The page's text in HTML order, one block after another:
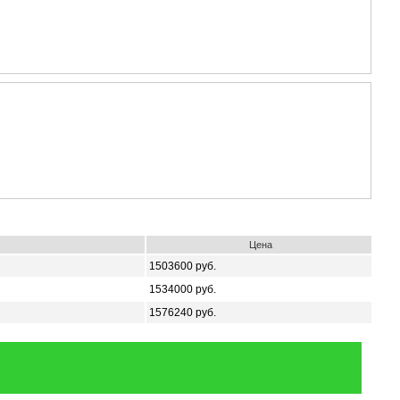
Цена
1503600 руб.
1534000 руб.
1576240 руб.